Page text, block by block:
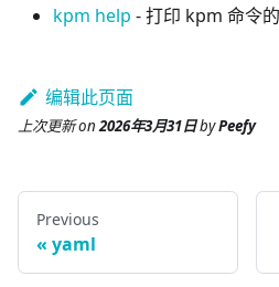
kpm help - 打印 kpm 命令
编辑此页面
上次更新on2026年3月31日byPeefy
Previous
yaml